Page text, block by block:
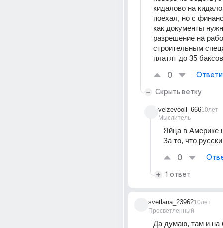
кидалово на
поехал, но с
как документы
разрешение на
строительным
платят до 35
0
Скрыть ветку
velzevooll_666
Мыслитель
10лет
Яйца в Америке
За то, что
0
1 ответ
svetlana_23962
Просветленный
10лет
Да думаю, там и на